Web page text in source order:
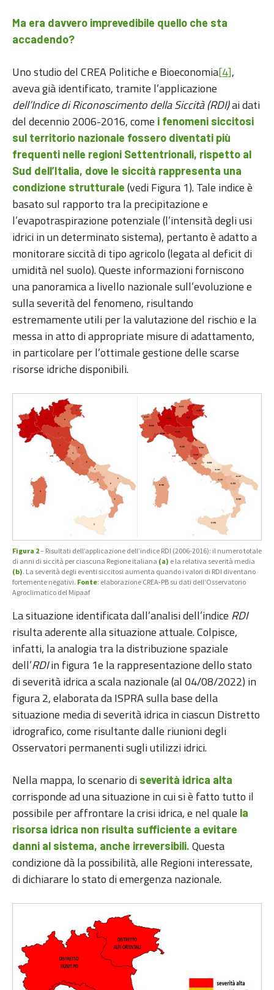
Ma era davvero imprevedibile quello che sta
accadendo?
Uno studio del CREA Politiche e Bioeconomia[4],
aveva già identificato, tramite l’applicazione
dell’Indice di Riconoscimento della Siccità (RDI)ai dati
del decennio 2006-2016, come i fenomeni siccitosi
sul territorio nazionale fossero diventati più
frequenti nelle regioni Settentrionali, rispetto al
Sud dell’Italia, dove le siccità rappresenta una
condizione strutturale (vedi Figura 1). Tale indice è
basato sul rapporto tra la precipitazione e
l’evapotraspirazione potenziale (l’intensità degli usi
idrici in un determinato sistema), pertanto è adatto a
monitorare siccità di tipo agricolo (legata al deficit di
umidità nel suolo). Queste informazioni forniscono
una panoramica a livello nazionale sull’evoluzione e
sulla severità del fenomeno, risultando
estremamente utili per la valutazione del rischio e la
messa in atto di appropriate misure di adattamento,
in particolare per l’ottimale gestione delle scarse
risorse idriche disponibili.
Figura 2– Risultati dell’applicazione dell’indice RDI (2006-2016): il numero totale
di anni di siccità per ciascuna Regione italiana (a) e la relativa severità media
(b). La severità degli eventi siccitosi aumenta quando i valori di RDI diventano
fortemente negativi. Fonte: elaborazione CREA-PB su dati dell’Osservatorio
Agroclimatico del Mipaaf
La situazione identificata dall’analisi dell’indice RDI
risulta aderente alla situazione attuale. Colpisce,
infatti, la analogia tra la distribuzione spaziale
dell’RDIin figura 1e la rappresentazione dello stato
di severità idrica a scala nazionale (al 04/08/2022) in
figura 2, elaborata da ISPRA sulla base della
situazione media di severità idrica in ciascun Distretto
idrografico, come risultante dalle riunioni degli
Osservatori permanenti sugli utilizzi idrici.
Nella mappa, lo scenario di severità idrica alta
corrisponde ad una situazione in cui si è fatto tutto il
possibile per affrontare la crisi idrica, e nel quale la
risorsa idrica non risulta sufficiente a evitare
danni al sistema, anche irreversibili. Questa
condizione dà la possibilità, alle Regioni interessate,
di dichiarare lo stato di emergenza nazionale.